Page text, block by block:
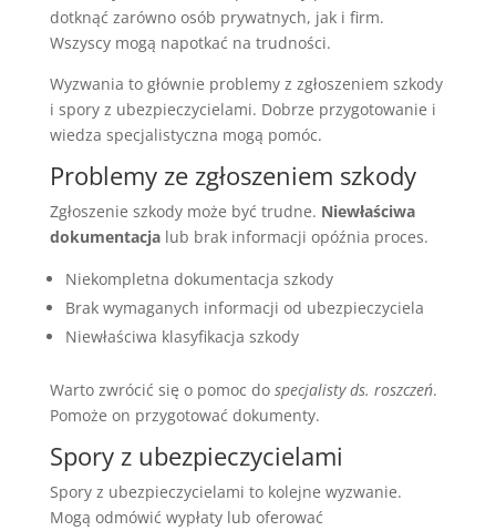
dotknąć zarówno osób prywatnych, jak i firm.
Wszyscy mogą napotkać na trudności.
Wyzwania to głównie problemy z zgłoszeniem szkody
i spory z ubezpieczycielami. Dobrze przygotowanie i
wiedza specjalistyczna mogą pomóc.
Problemy ze zgłoszeniem szkody
Zgłoszenie szkody może być trudne. Niewłaściwa
dokumentacjalub brak informacji opóźnia proces.
Niekompletna dokumentacja szkody
Brak wymaganych informacji od ubezpieczyciela
Niewłaściwa klasyfikacja szkody
Warto zwrócić się o pomoc do specjalisty ds. roszczeń.
Pomoże on przygotować dokumenty.
Spory z ubezpieczycielami
Spory z ubezpieczycielami to kolejne wyzwanie.
Mogą odmówić wypłaty lub oferować